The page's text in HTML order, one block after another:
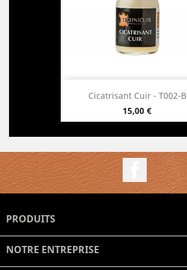
Cicatrisant Cuir - T002-B
Prix
15,00 €
Facebook
PRODUITS
NOTRE ENTREPRISE